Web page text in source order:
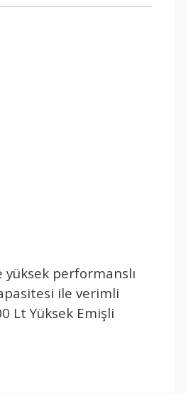
yüksek performanslı
ile verimli
Lt Yüksek Emişli